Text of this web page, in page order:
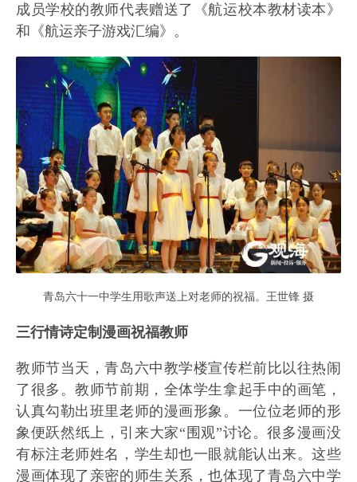
成员学校的教师代表赠送了《航运校本教材读本》
和《航运亲子游戏汇编》。
青岛六十一中学生用歌声送上对老师的祝福。王世锋 摄
三行情诗定制漫画祝福教师
教师节当天，青岛六中教学楼宣传栏前比以往热闹
了很多。教师节前期，全体学生拿起手中的画笔，
认真勾勒出班里老师的漫画形象。一位位老师的形
象便跃然纸上，引来大家“围观”讨论。很多漫画没
有标注老师姓名，学生却也一眼就能认出来。这些
漫画体现了亲密的师生关系，也体现了青岛六中学